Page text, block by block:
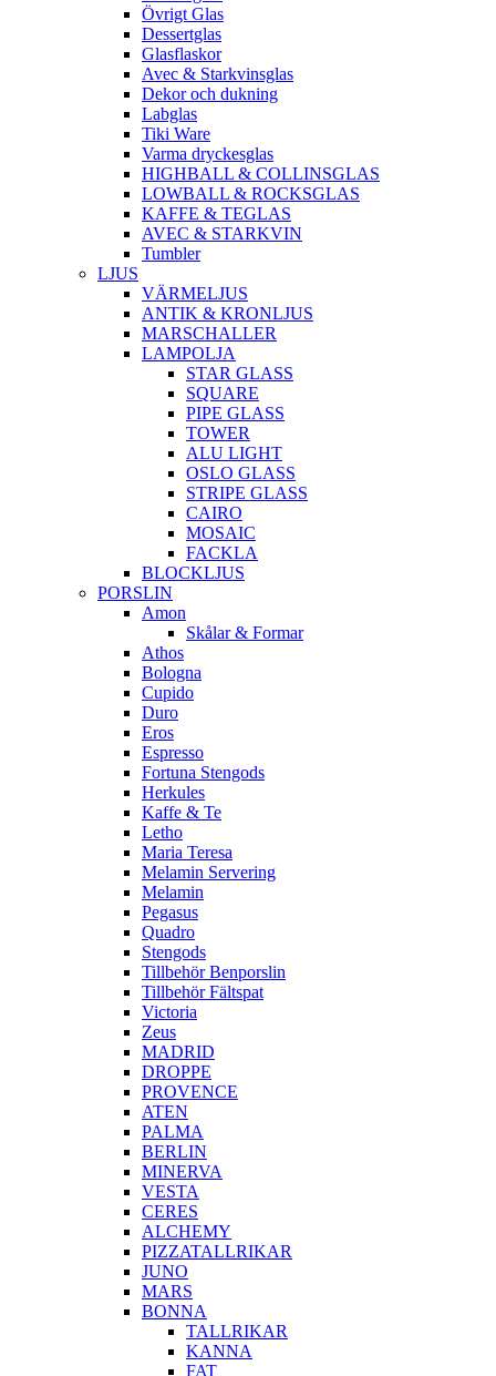
Övrigt Glas
Dessertglas
Glasflaskor
Avec & Starkvinsglas
Dekor och dukning
Labglas
Tiki Ware
Varma dryckesglas
HIGHBALL & COLLINSGLAS
LOWBALL & ROCKSGLAS
KAFFE & TEGLAS
AVEC & STARKVIN
Tumbler
LJUS
VÄRMELJUS
ANTIK & KRONLJUS
MARSCHALLER
LAMPOLJA
STAR GLASS
SQUARE
PIPE GLASS
TOWER
ALU LIGHT
OSLO GLASS
STRIPE GLASS
CAIRO
MOSAIC
FACKLA
BLOCKLJUS
PORSLIN
Amon
Skålar & Formar
Athos
Bologna
Cupido
Duro
Eros
Espresso
Fortuna Stengods
Herkules
Kaffe & Te
Letho
Maria Teresa
Melamin Servering
Melamin
Pegasus
Quadro
Stengods
Tillbehör Benporslin
Tillbehör Fältspat
Victoria
Zeus
MADRID
DROPPE
PROVENCE
ATEN
PALMA
BERLIN
MINERVA
VESTA
CERES
ALCHEMY
PIZZATALLRIKAR
JUNO
MARS
BONNA
TALLRIKAR
KANNA
FAT